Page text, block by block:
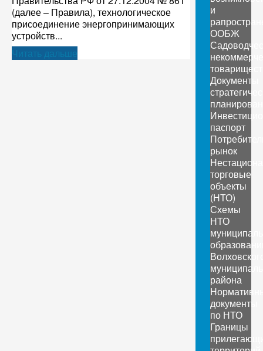
(далее – Правила), технологическое
присоединение энергопринимающих
устройств...
Читать дальше
и
ООБЖ
Документы
паспорт
рынок
торговые
объекты
(НТО)
Схемы
НТО
района
документы
по НТО
Границы